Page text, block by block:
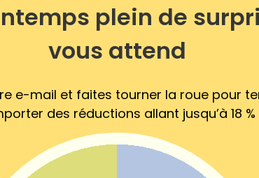
plein de
vous attend
e-mail et faites tourner la roue pour
des réductions allant jusqu’à 18 %